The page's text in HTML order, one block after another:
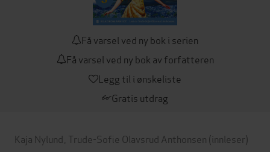
Få varsel ved ny bok i serien
Få varsel ved ny bok av forfatteren
Legg til i ønskeliste
Gratis utdrag
Kaja Nylund Trude-Sofie Olavsrud Anthonsen (innleser)